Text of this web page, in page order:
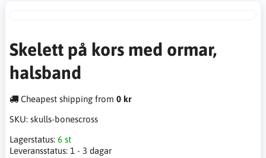
Skelett på kors med ormar,
halsband
Cheapest shipping from 0 kr
SKU: skulls-bonescross
Lagerstatus: 6 st
Leveransstatus: 1 - 3 dagar